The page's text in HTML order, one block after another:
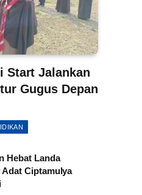
Start Jalankan
Gugus Depan
Hebat Landa
Adat Ciptamulya